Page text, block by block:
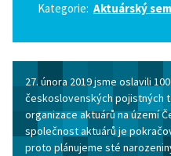
Kategorie: Aktuárský
27. února 2019 jsme oslavili
československých pojistných
organizace aktuárů na území
společnost aktuárů je
proto plánujeme sté